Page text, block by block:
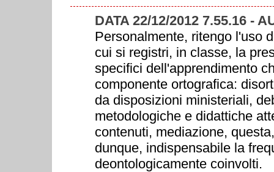
DATA 22/12/2012 7.55.16 -
Personalmente, ritengo l'uso
cui si registri, in classe, la
specifici dell'apprendimento
componente ortografica:
da disposizioni ministeriali,
metodologiche e didattiche
contenuti, mediazione,
dunque, indispensabile la
deontologicamente coinvolti.